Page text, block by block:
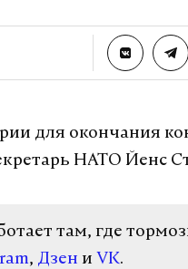
для окончания
НАТО Йенс
там, где
, Дзен и VK.